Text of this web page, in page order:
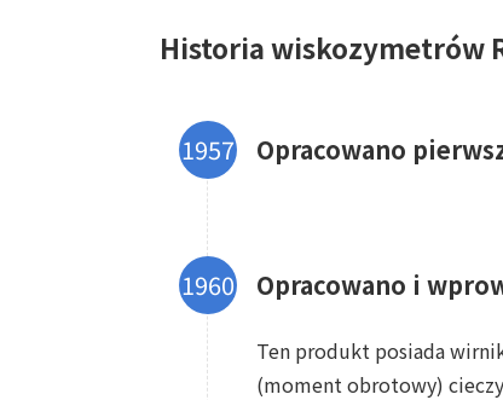
Historia wiskozymetrów
Opracowano
Opracowano i
Ten produkt posiada
(moment obrotowy) cieczy